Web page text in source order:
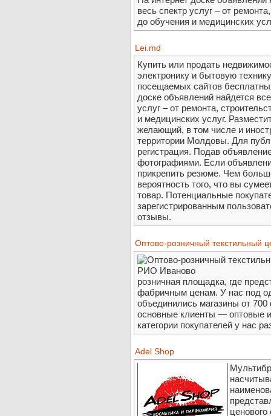
весь спектр услуг – от
до обучения и медицинских
Lei.md
Купить или продать
электронику и бытовую
посещаемых сайтов
доске объявлений найдется
услуг – от ремонта,
и медицинских услуг.
желающий, в том числе и
территории Молдовы. Для
регистрация. Подав
фотографиями. Если
прикрепить резюме. Чем
вероятность того, что вы
товар. Потенциальные
зарегистрированным
отзывы.
Оптово-розничный текстильный
розничная площадка, где
фабричным ценам. У нас под
объединились магазины от
основные клиенты — оптовые
категории покупателей у нас
Adel Shop
ценового